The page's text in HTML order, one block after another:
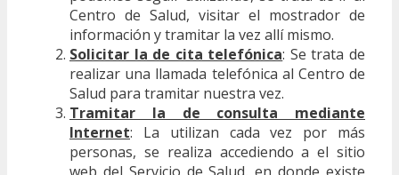
Centro de Salud, visitar el mostrador de
información y tramitar la vez allí mismo.
Solicitar la de cita telefónica: Se trata de
realizar una llamada telefónica al Centro de
Salud para tramitar nuestra vez.
Tramitar la de consulta mediante
Internet: La utilizan cada vez por más
personas, se realiza accediendo a el sitio